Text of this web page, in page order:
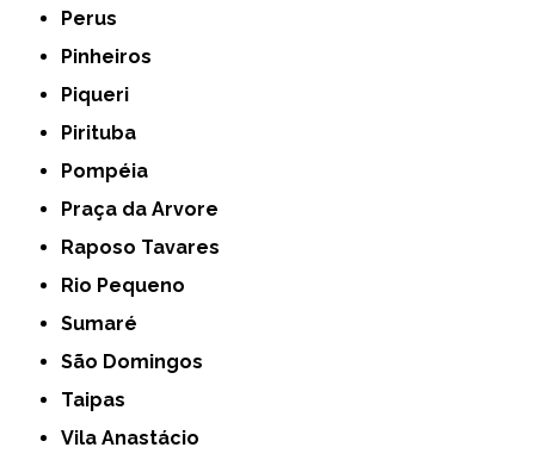
Perus
Pinheiros
Piqueri
Pirituba
Pompéia
Praça da Arvore
Raposo Tavares
Rio Pequeno
Sumaré
São Domingos
Taipas
Vila Anastácio